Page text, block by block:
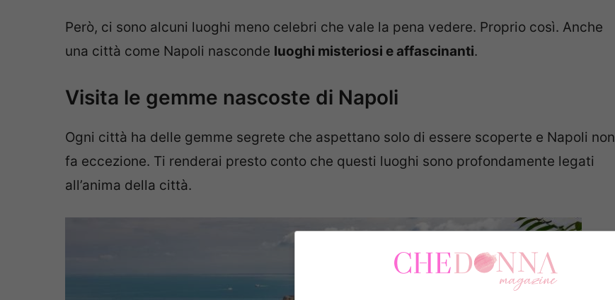
Però, ci sono alcuni luoghi meno celebri che vale la pena vedere. Proprio così. Anche
una città come Napoli nasconde luoghi misteriosi e affascinanti.
Visita le gemme nascoste di Napoli
Ogni città ha delle gemme segrete che aspettano solo di essere scoperte e Napoli non
fa eccezione. Ti renderai presto conto che questi luoghi sono profondamente legati
all’anima della città.